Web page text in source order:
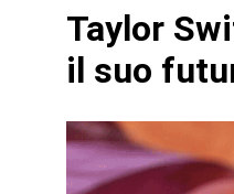
Taylor
il suo